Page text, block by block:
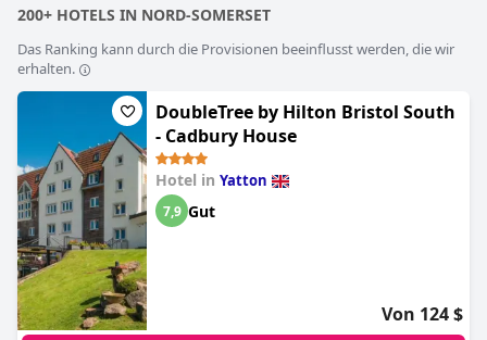
200+ HOTELS IN NORD-SOMERSET
Das Ranking kann durch die Provisionen beeinflusst werden, die wir
erhalten.
DoubleTree by Hilton Bristol South
- Cadbury House
Hotel in Yatton
7,9 Gut
Von 124 $